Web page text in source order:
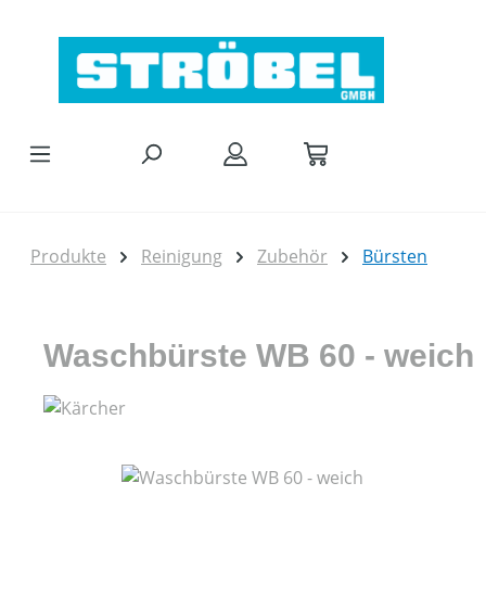
Produkte Reinigung Zubehör Bürsten
Waschbürste WB 60 - weich
Bildergalerie überspringen